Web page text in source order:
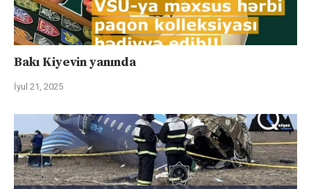
Bakı Kiyevin yanında
İyul 21, 2025